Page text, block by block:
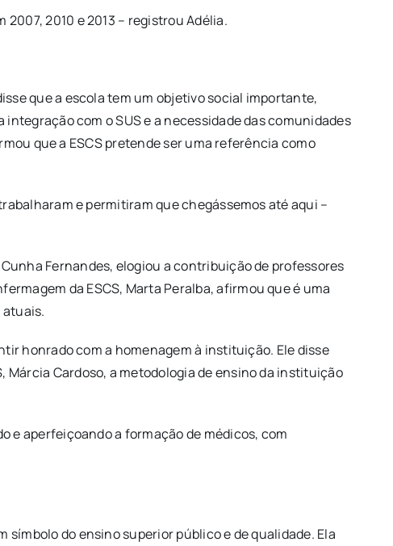
2010 e 2013 – registrou Adélia.
que a escola tem um objetivo social importante,
com o SUS e a necessidade das comunidades
que a ESCS pretende ser uma referência como
e permitiram que chegássemos até aqui –
Fernandes, elogiou a contribuição de professores
da ESCS, Marta Peralba, afirmou que é uma
atuais.
honrado com a homenagem à instituição. Ele disse
Márcia Cardoso, a metodologia de ensino da instituição
e aperfeiçoando a formação de médicos, com
símbolo do ensino superior público e de qualidade. Ela